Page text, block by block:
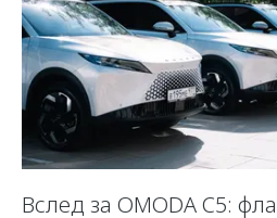
Вслед за OMODA C5: